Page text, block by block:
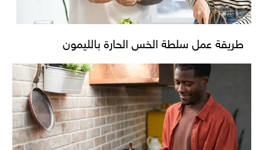
طريقة عمل سلطة الخس الحارة بالليمون